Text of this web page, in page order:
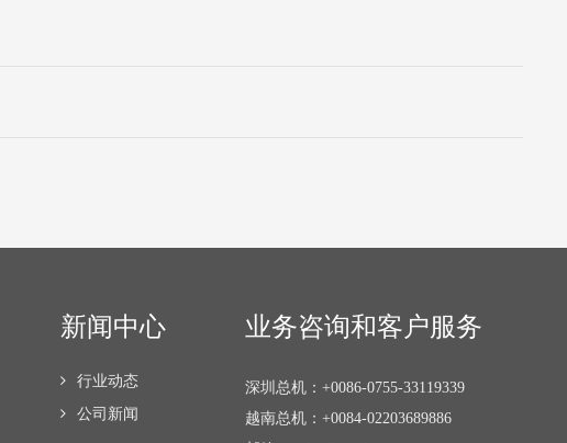
新闻中心
行业动态
公司新闻
业务咨询和客户服务
深圳总机： +0086-0755-33119339
越南总机： +0084-02203689886